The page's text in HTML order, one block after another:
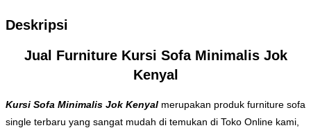
Deskripsi
Jual Furniture Kursi Sofa Minimalis Jok
Kenyal
Kursi Sofa Minimalis Jok Kenyal merupakan produk furniture sofa
single terbaru yang sangat mudah di temukan di Toko Online kami,